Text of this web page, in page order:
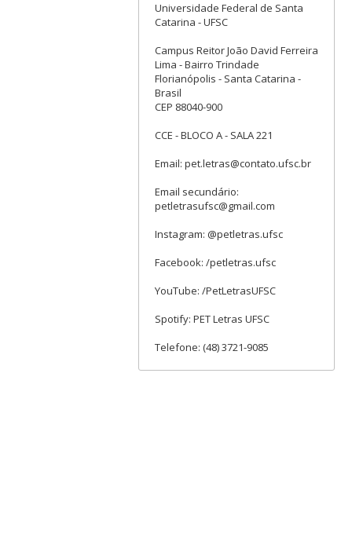
Universidade Federal de Santa
Catarina - UFSC
Campus Reitor João David Ferreira
Lima - Bairro Trindade
Florianópolis - Santa Catarina -
Brasil
CEP 88040-900
CCE - BLOCO A - SALA 221
Email: pet.letras@contato.ufsc.br
Email secundário:
petletrasufsc@gmail.com
Instagram: @petletras.ufsc
Facebook: /petletras.ufsc
YouTube: /PetLetrasUFSC
Spotify: PET Letras UFSC
Telefone: (48) 3721-9085